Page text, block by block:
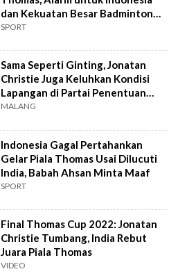
dan Kekuatan Besar Badminton
Lainnya
SPORT
Sama Seperti Ginting, Jonatan
Christie Juga Keluhkan Kondisi
Lapangan di Partai Penentuan
Piala Thomas 2022
MALANG
Indonesia Gagal Pertahankan
Gelar Piala Thomas Usai Dilucuti
India, Babah Ahsan Minta Maaf
SPORT
Final Thomas Cup 2022: Jonatan
Christie Tumbang, India Rebut
Juara Piala Thomas
VIDEO